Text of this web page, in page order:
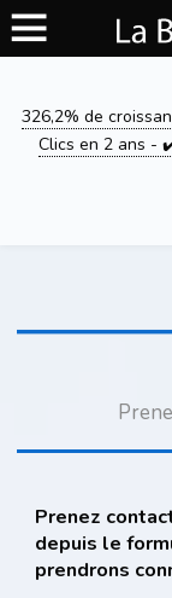
326,2% de
Clics en 2 ans -
Prenez
depuis le
prendrons